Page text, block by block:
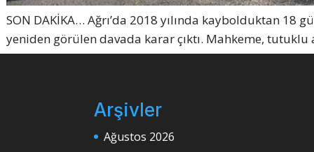
SON DAKİKA… Ağrı’da 2018 yılında kaybolduktan
yeniden görülen davada karar çıktı. Mahkeme, tutuklu
Arşivler
Ağustos 2026